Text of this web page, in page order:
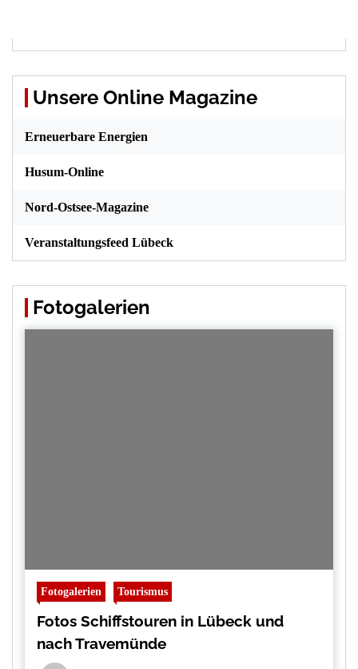
Unsere Online Magazine
Erneuerbare Energien
Husum-Online
Nord-Ostsee-Magazine
Veranstaltungsfeed Lübeck
Fotogalerien
Fotogalerien Tourismus
Fotos Schiffstouren in Lübeck und
nach Travemünde